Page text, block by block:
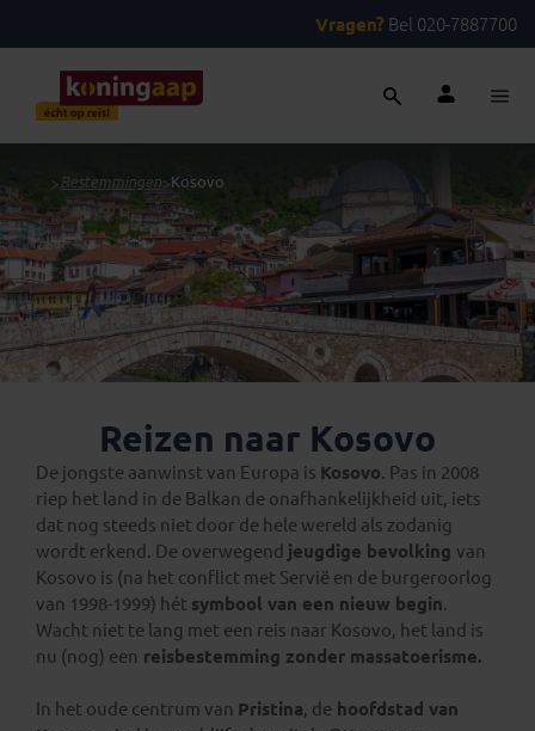
Vragen? Bel 020-7887700
> Bestemmingen>Kosovo
Reizen naar Kosovo
De jongste aanwinst van Europa is Kosovo. Pas in 2008
riep het land in de Balkan de onafhankelijkheid uit, iets
dat nog steeds niet door de hele wereld als zodanig
wordt erkend. De overwegend jeugdige bevolking van
Kosovo is (na het conflict met Servië en de burgeroorlog
van 1998-1999) hét symbool van een nieuw begin.
Wacht niet te lang met een reis naar Kosovo, het land is
nu (nog) een reisbestemming zonder massatoerisme.
In het oude centrum van Pristina, de hoofdstad van